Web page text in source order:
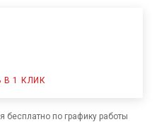
В 1 КЛИК
по графику работы